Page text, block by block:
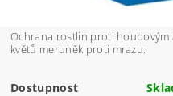
Ochrana rostlin proti
květů meruněk proti mrazu.
Dostupnost